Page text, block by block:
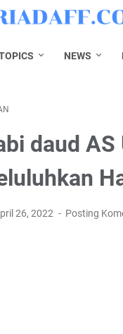
NEWS
daud
26, 2022 Posting